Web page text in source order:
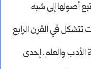
أصولها إلى شبه
تتشكل في القرن الرابع
الأدب والعلم. إحدى